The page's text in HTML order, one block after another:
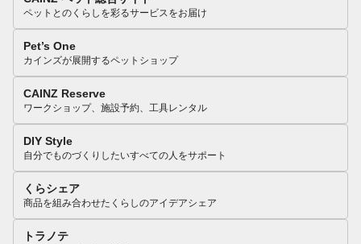
ペットとのくらしを彩るサービスをお届け
Pet’s One
カインズが展開するペットショップ
CAINZ Reserve
ワークショップ、施設予約、工具レンタル
DIY Style
自分でものづくりしたいすべての人をサポート
くらシェア
商品を組み合わせたくらしのアイデアシェア
トラノテ